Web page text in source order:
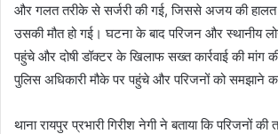
और गलत तरीके से सर्जरी की गई, जिससे अजय की हालत
उसकी मौत हो गई। घटना के बाद परिजन और स्थानीय
पहुंचे और दोषी डॉक्टर के खिलाफ सख्त कार्रवाई की मांग
पुलिस अधिकारी मौके पर पहुंचे और परिजनों को समझाने
थाना रायपुर प्रभारी गिरीश नेगी ने बताया कि परिजनों